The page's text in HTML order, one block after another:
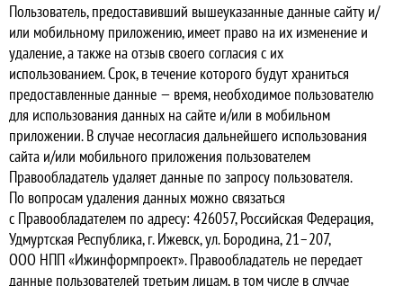
Пользователь, предоставивший вышеуказанные данные сайту и/
или мобильному приложению, имеет право на их изменение и
удаление, а также на отзыв своего согласия с их
использованием. Срок, в течение которого будут храниться
предоставленные данные — время, необходимое пользователю
для использования данных на сайте и/или в мобильном
приложении. В случае несогласия дальнейшего использования
сайта и/или мобильного приложения пользователем
Правообладатель удаляет данные по запросу пользователя.
По вопросам удаления данных можно связаться
с Правообладателем по адресу: 426057, Российская Федерация,
Удмуртская Республика, г. Ижевск, ул. Бородина, 21–207,
ООО НПП «Ижинформпроект». Правообладатель не передает
данные пользователей третьим лицам, в том числе в случае